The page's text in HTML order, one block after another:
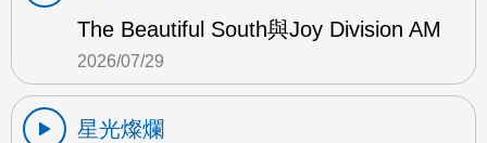
The Beautiful South與Joy Division AM
2026/07/29
星光燦爛